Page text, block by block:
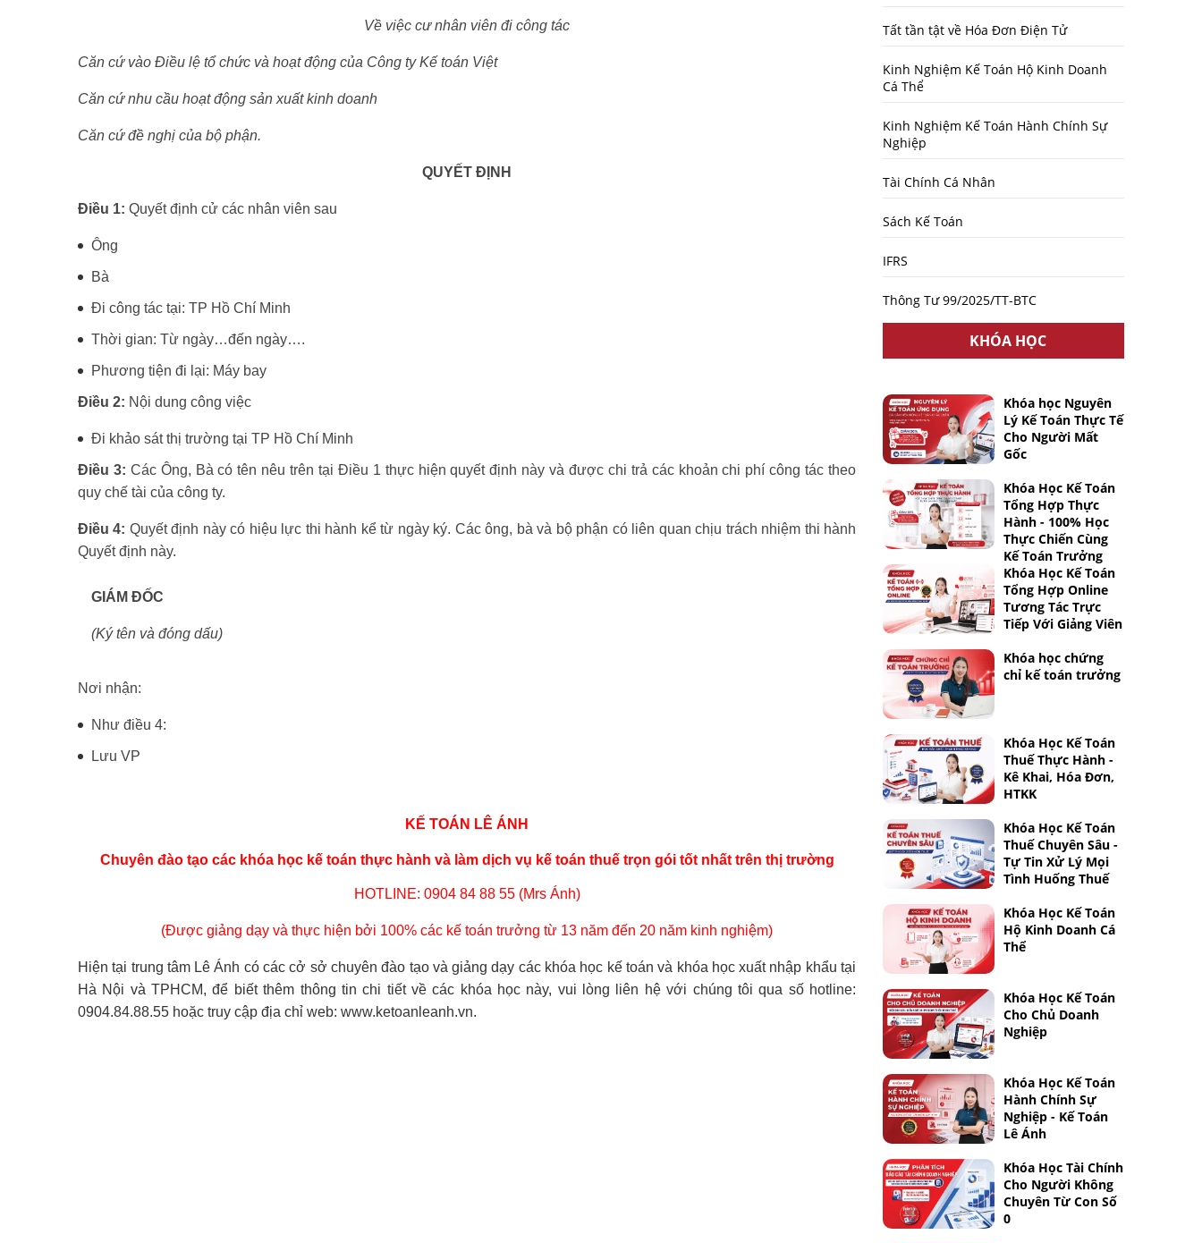
Về việc cư nhân viên đi công tác
Căn cứ vào Điều lệ tổ chức và hoạt động của Công ty Kế toán Việt
Căn cứ nhu cầu hoạt động sản xuất kinh doanh
Căn cứ đề nghị của bộ phận.
QUYẾT ĐỊNH
Điều 1: Quyết định cử các nhân viên sau
Ông
Bà
Đi công tác tại: TP Hồ Chí Minh
Thời gian: Từ ngày…đến ngày….
Phương tiện đi lại: Máy bay
Điều 2: Nội dung công việc
Đi khảo sát thị trường tại TP Hồ Chí Minh
Điều 3: Các Ông, Bà có tên nêu trên tại Điều 1 thực hiện quyết định này và được chi trả các khoản chi phí công tác theo
quy chế tài của công ty.
Điều 4: Quyết định này có hiệu lực thi hành kể từ ngày ký. Các ông, bà và bộ phận có liên quan chịu trách nhiệm thi hành
Quyết định này.
GIÁM ĐỐC
(Ký tên và đóng dấu)
Nơi nhận:
Như điều 4:
Lưu VP
KẾ TOÁN LÊ ÁNH
Chuyên đào tạo các khóa học kế toán thực hành và làm dịch vụ kế toán thuế trọn góitốt nhất trên thị trường
HOTLINE: 0904 84 88 55 (Mrs Ánh)
(Được giảng dạy và thực hiện bởi 100% các kế toán trưởng từ 13 năm đến 20 năm kinh nghiệm)
Hiện tại trung tâm Lê Ánh có các cở sở chuyên đào tạo và giảng dạy các khóa học kế toán và khóa học xuất nhập khẩu tại
Hà Nội và TPHCM, để biết thêm thông tin chi tiết về các khóa học này, vui lòng liên hệ với chúng tôi qua số hotline:
0904.84.88.55 hoặc truy cập địa chỉ web: www.ketoanleanh.vn.
Tất tần tật về Hóa Đơn Điện Tử
Kinh Nghiệm Kế Toán Hộ Kinh Doanh
Cá Thể
Kinh Nghiệm Kế Toán Hành Chính Sự
Nghiệp
Tài Chính Cá Nhân
Sách Kế Toán
IFRS
Thông Tư 99/2025/TT-BTC
KHÓA HỌC
Khóa học Nguyên
Lý Kế Toán Thực Tế
Cho Người Mất
Gốc
Khóa Học Kế Toán
Tổng Hợp Thực
Hành - 100% Học
Thực Chiến Cùng
Kế Toán Trưởng
Khóa Học Kế Toán
Tổng Hợp Online
Tương Tác Trực
Tiếp Với Giảng Viên
Khóa học chứng
chỉ kế toán trưởng
Khóa Học Kế Toán
Thuế Thực Hành -
Kê Khai, Hóa Đơn,
HTKK
Khóa Học Kế Toán
Thuế Chuyên Sâu -
Tự Tin Xử Lý Mọi
Tình Huống Thuế
Khóa Học Kế Toán
Hộ Kinh Doanh Cá
Thể
Khóa Học Kế Toán
Cho Chủ Doanh
Nghiệp
Khóa Học Kế Toán
Hành Chính Sự
Nghiệp - Kế Toán
Lê Ánh
Khóa Học Tài Chính
Cho Người Không
Chuyên Từ Con Số
0